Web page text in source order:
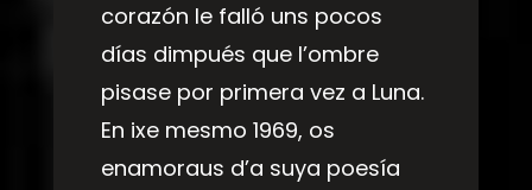
corazón le falló uns pocos
días dimpués que l’ombre
pisase por primera vez a Luna.
En ixe mesmo 1969, os
enamoraus d’a suya poesía